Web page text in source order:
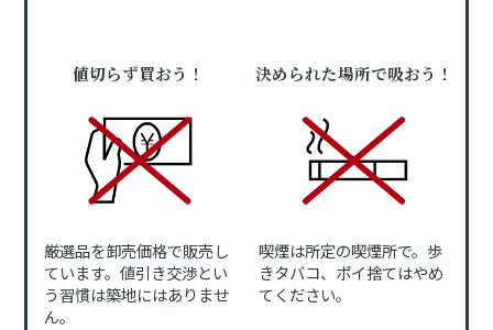
値切らず買おう！
厳選品を卸売価格で販売し
ています。値引き交渉とい
う習慣は築地にはありませ
ん。
決められた場所で吸おう！
喫煙は所定の喫煙所で。歩
きタバコ、ポイ捨てはやめ
てください。